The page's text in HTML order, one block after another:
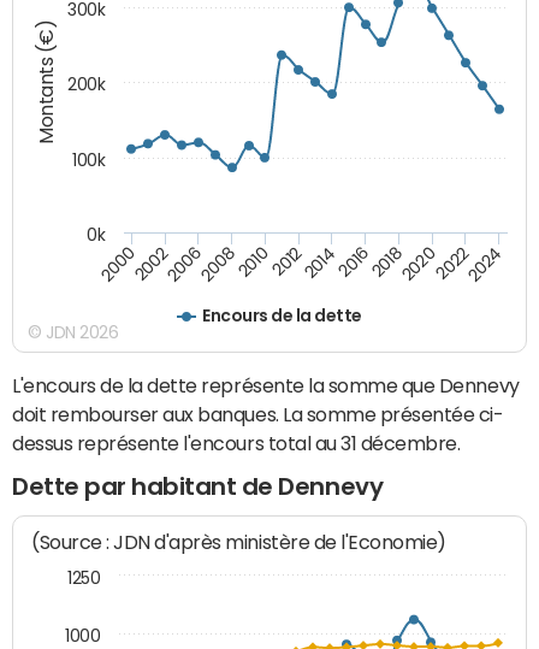
Montants (€)
Encours de la dette
200020022006200820102012201420162018202020222024
100k
200k
300k
0k
© JDN 2026
L'encours de la dette représente la somme que Dennevy
doit rembourser aux banques. La somme présentée ci-
dessus représente l'encours total au 31 décembre.
Dette par habitant de Dennevy
(Source : JDN d'après ministère de l'Economie)
1000
1250